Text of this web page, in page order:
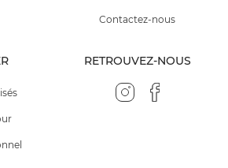
Contactez-nous
RETROUVEZ-NOUS